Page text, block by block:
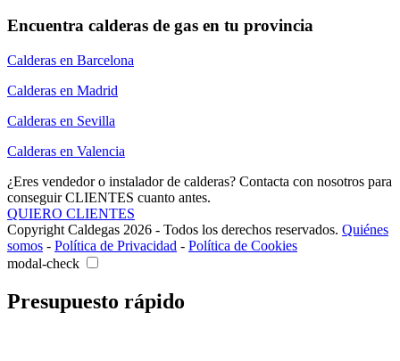
Encuentra calderas de gas en tu provincia
Calderas en Barcelona
Calderas en Madrid
Calderas en Sevilla
Calderas en Valencia
¿Eres vendedor o instalador de calderas? Contacta con nosotros para
conseguir CLIENTES cuanto antes.
QUIERO CLIENTES
Copyright Caldegas 2026 - Todos los derechos reservados. Quiénes
somos - Política de Privacidad - Política de Cookies
modal-check
Presupuesto rápido